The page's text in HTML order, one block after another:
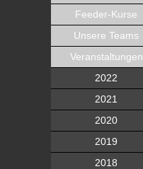
Feeder-Kurse
Unsere Teams
Veranstaltungen
2022
2021
2020
2019
2018